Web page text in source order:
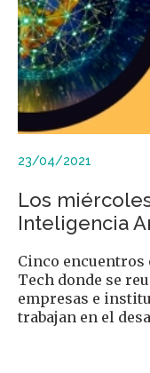
23/04/2021
Los
Inteligencia
Cinco
Tech donde se
empresas e
trabajan en el